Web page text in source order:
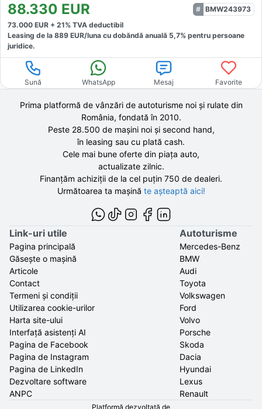
88.330 EUR
BMW243973
73.000 EUR + 21% TVA deductibil
Leasing de la 889 EUR/luna cu dobăndă anuală 5,7% pentru persoane
juridice.
Sună WhatsApp Mesaj Favorite
Prima platformă de vânzări de autoturisme noi și rulate din
România, fondată în 2010.
Peste 28.500 demașini noi și second hand,
în leasing sau cu plată cash.
Cele mai bune oferte din piața auto,
actualizate zilnic.
Finanțăm achiziții de la cel puțin 750 de dealeri.
Următoarea ta mașină te așteaptă aici!
Link-uri utile
Pagina principală
Găsește o mașină
Articole
Contact
Termeni și condiții
Utilizarea cookie-urilor
Harta site-ului
Interfață asistenți AI
Pagina de Facebook
Pagina de Instagram
Pagina de LinkedIn
Dezvoltare software
ANPC
Autoturisme
Mercedes-Benz
BMW
Audi
Toyota
Volkswagen
Ford
Volvo
Porsche
Skoda
Dacia
Hyundai
Lexus
Renault
Platformă dezvoltată de